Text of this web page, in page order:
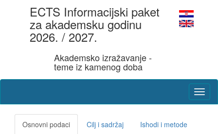
ECTS Informacijski paket
za akademsku godinu
2026. / 2027.
Akademsko izražavanje -
teme iz kamenog doba
Osnovni podaci Cilj i sadržaj Ishodi i metode